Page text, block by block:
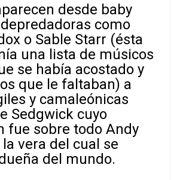
desde baby
como
o Sable Starr (ésta
una lista de músicos
se había acostado y
que le faltaban) a
y camaleónicas
Sedgwick cuyo
fue sobre todo Andy
la vera del cual se
del mundo.